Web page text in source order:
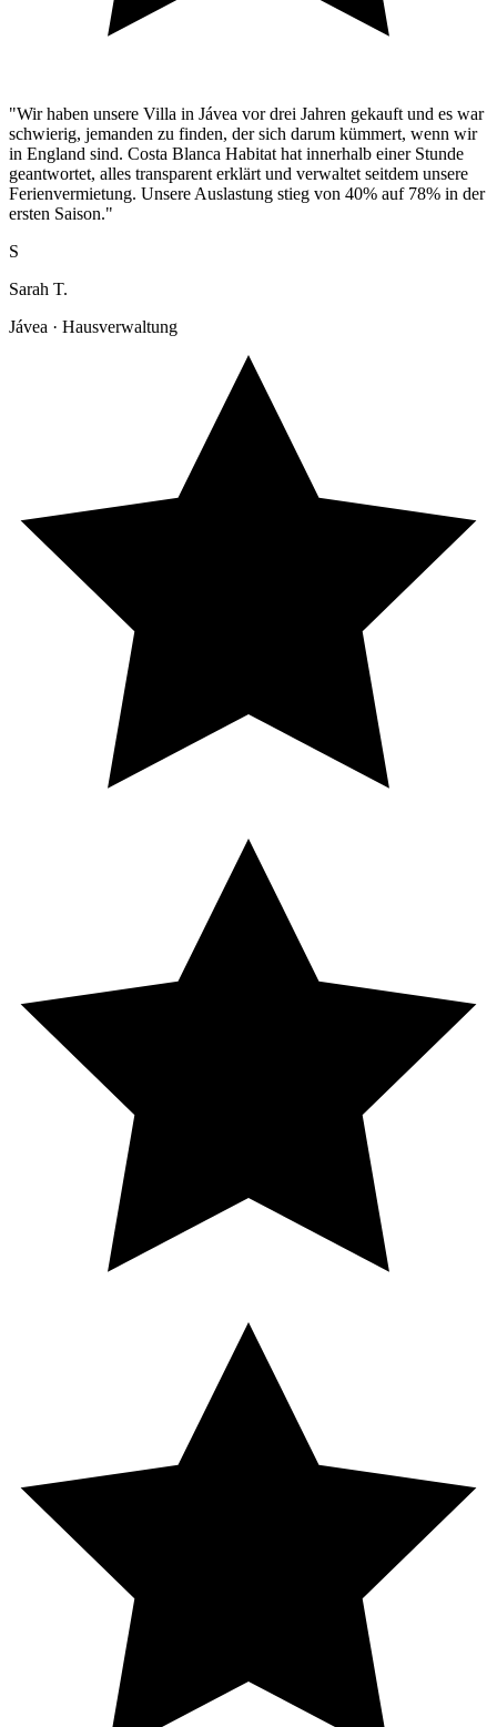
"Wir haben unsere Villa in Jávea vor drei Jahren gekauft und es war
schwierig, jemanden zu finden, der sich darum kümmert, wenn wir
in England sind. Costa Blanca Habitat hat innerhalb einer Stunde
geantwortet, alles transparent erklärt und verwaltet seitdem unsere
Ferienvermietung. Unsere Auslastung stieg von 40% auf 78% in der
ersten Saison."
S
Sarah T.
Jávea · Hausverwaltung